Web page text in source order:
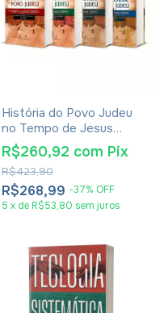
História do Povo Judeu
no Tempo de Jesus
Cristo - Emil Schürer -
Coleção Completa Vol. 1
ao 4
R$268,99 -37% OFF
R$423,90
R$260,92 com Pix
5 x de R$53,80 sem juros